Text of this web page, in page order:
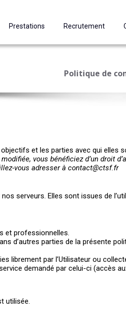
Prestations Recrutement
Politique de
et les parties avec qui
vous bénéficiez d’un
vous adresser à contact@ctsf.fr
serveurs. Elles sont issues de
et professionnelles.
d’autres parties de la présente
librement par l’Utilisateur ou
demandé par celui-ci (accès
utilisée.